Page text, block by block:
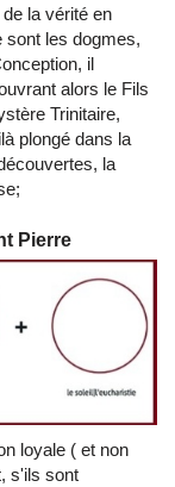
la vérité en
sont les dogmes,
il
alors le Fils
Trinitaire,
plongé dans la
la
Pierre
loyale ( et non
s'ils sont